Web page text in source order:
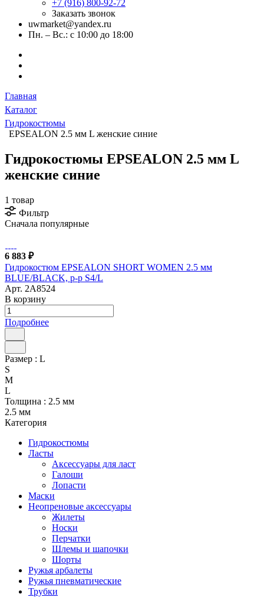
+7 (916) 800-92-72
Заказать звонок
uwmarket@yandex.ru
Пн. – Вс.: с 10:00 до 18:00
Главная
Каталог
Гидрокостюмы
EPSEALON 2.5 мм L женские синие
Гидрокостюмы EPSEALON 2.5 мм L
женские синие
1 товар
Фильтр
Сначала популярные
6 883 ₽
Гидрокостюм EPSEALON SHORT WOMEN 2.5 мм
BLUE/BLACK, р-р S4/L
Арт. 2A8524
В корзину
Подробнее
Размер : L
S
M
L
Толщина : 2.5 мм
2.5 мм
Категория
Гидрокостюмы
Ласты
Аксессуары для ласт
Галоши
Лопасти
Маски
Неопреновые аксессуары
Жилеты
Носки
Перчатки
Шлемы и шапочки
Шорты
Ружья арбалеты
Ружья пневматические
Трубки